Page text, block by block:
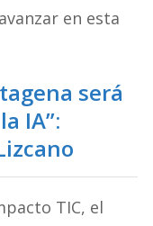
en esta
será
IA”:
TIC, el